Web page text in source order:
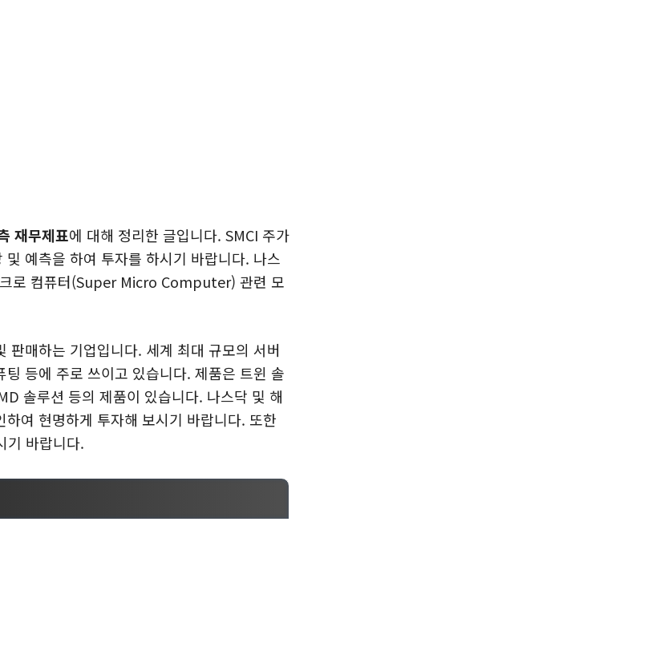
재무제표에 대해 정리한 글입니다. SMCI 주가
예측을 하여 투자를 하시기 바랍니다. 나스
로 컴퓨터(Super Micro Computer) 관련 모
판매하는 기업입니다. 세계 최대 규모의 서버
등에 주로 쓰이고 있습니다. 제품은 트윈 솔
솔루션 등의 제품이 있습니다. 나스닥 및 해
여 현명하게 투자해 보시기 바랍니다. 또한
기 바랍니다.